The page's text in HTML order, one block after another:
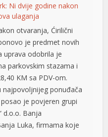
Ni dvije godine nakon
ulaganja
otvaranja, Ćirilični
je predmet novih
uprava odobrila je
parkovskim stazama i
KM sa PDV-om.
ponuđača
je povjeren grupi
d.o.o. Banja
Luka, firmama koje